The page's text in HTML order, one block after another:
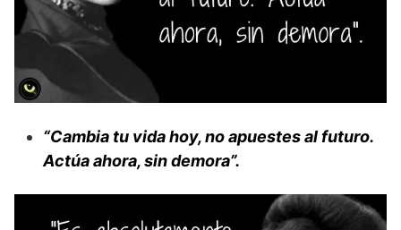
“Cambia tu vida hoy, no apuestes al futuro.
Actúa ahora, sin demora”.